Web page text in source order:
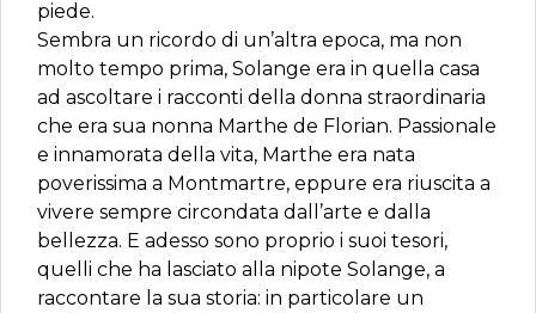
piede.
Sembra un ricordo di un’altra epoca, ma non
molto tempo prima, Solange era in quella casa
ad ascoltare i racconti della donna straordinaria
che era sua nonna Marthe de Florian. Passionale
e innamorata della vita, Marthe era nata
poverissima a Montmartre, eppure era riuscita a
vivere sempre circondata dall’arte e dalla
bellezza. E adesso sono proprio i suoi tesori,
quelli che ha lasciato alla nipote Solange, a
raccontare la sua storia: in particolare un